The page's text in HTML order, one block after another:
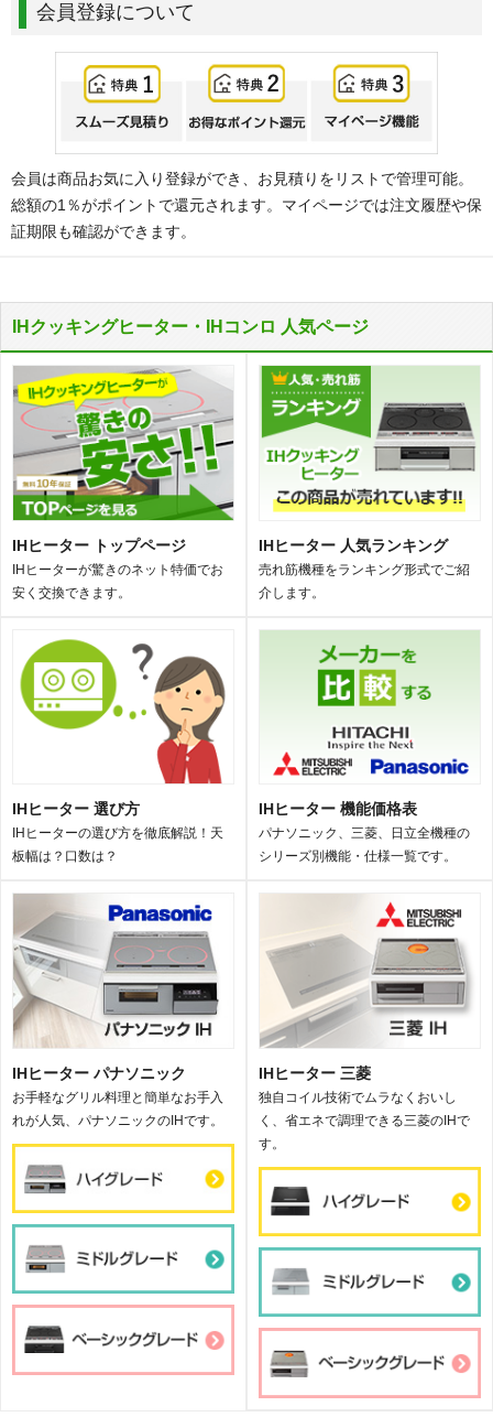
会員登録について
会員は商品お気に入り登録ができ、お見積りをリストで管理可能。
総額の1％がポイントで還元されます。マイページでは注文履歴や保
証期限も確認ができます。
IHクッキングヒーター・IHコンロ 人気ページ
IHヒーター トップページ
IHヒーターが驚きのネット特価でお
安く交換できます。
IHヒーター 人気ランキング
売れ筋機種をランキング形式でご紹
介します。
IHヒーター 選び方
IHヒーターの選び方を徹底解説！天
板幅は？口数は？
IHヒーター 機能価格表
パナソニック、三菱、日立全機種の
シリーズ別機能・仕様一覧です。
IHヒーター パナソニック
お手軽なグリル料理と簡単なお手入
れが人気、パナソニックのIHです。
IHヒーター 三菱
独自コイル技術でムラなくおいし
く、省エネで調理できる三菱のIHで
す。